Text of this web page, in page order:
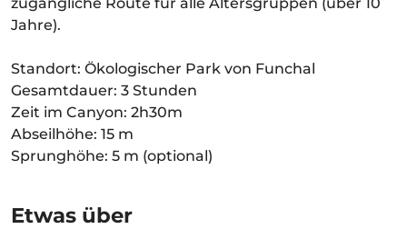
Jahre).
Standort: Ökologischer Park von Funchal
Gesamtdauer: 3 Stunden
Zeit im Canyon: 2h30m
Abseilhöhe: 15 m
Sprunghöhe: 5 m (optional)
Etwas über